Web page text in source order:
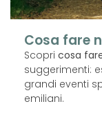
Cosa fare
Scopri cosa
suggerimenti:
grandi eventi
emiliani.